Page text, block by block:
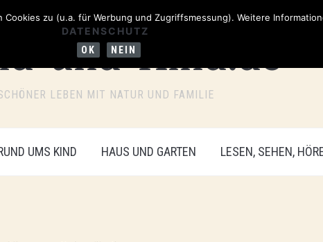
LEBEN MIT NATUR UND FAMILIE
UMS KIND HAUS UND GARTEN LESEN, SEHEN,
zu (u.a. für Werbung und Zugriffsmessung). Weitere
DATENSCHUTZ
OK NEIN